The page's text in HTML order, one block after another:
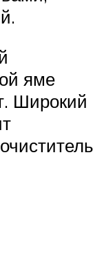
яме
Широкий